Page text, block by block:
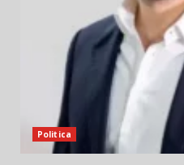
Politica